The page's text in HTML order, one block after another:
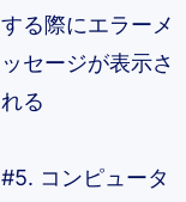
する際にエラーメ
ッセージが表示さ
れる
#5. コンピュータ